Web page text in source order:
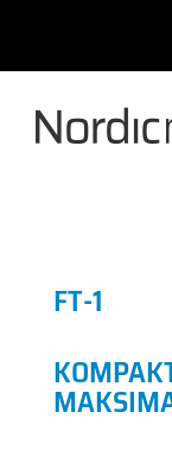
content
FT-1